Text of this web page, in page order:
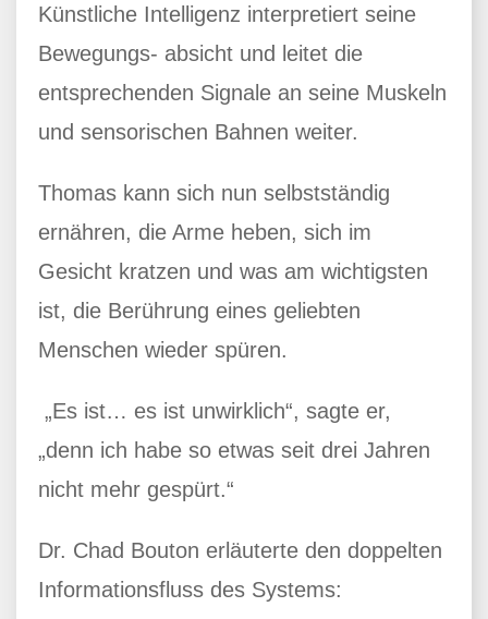
Künstliche Intelligenz interpretiert seine
Bewegungs- absicht und leitet die
entsprechenden Signale an seine Muskeln
und sensorischen Bahnen weiter.
Thomas kann sich nun selbstständig
ernähren, die Arme heben, sich im
Gesicht kratzen und was am wichtigsten
ist, die Berührung eines geliebten
Menschen wieder spüren.
„Es ist… es ist unwirklich“, sagte er,
„denn ich habe so etwas seit drei Jahren
nicht mehr gespürt.“
Dr. Chad Bouton erläuterte den doppelten
Informationsfluss des Systems: